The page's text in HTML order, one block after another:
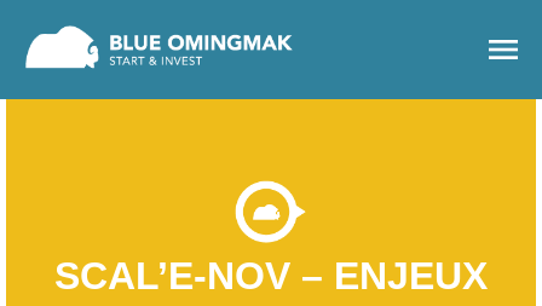
menu
SCAL’E-NOV – ENJEUX